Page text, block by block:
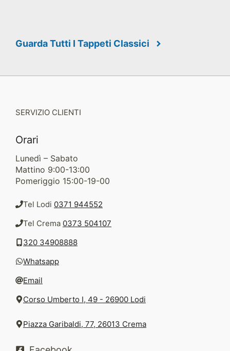
Guarda Tutti I Tappeti Classici
SERVIZIO CLIENTI
Orari
Lunedì – Sabato
Mattino 9:00-13:00
Pomeriggio 15:00-19-00
Tel Lodi 0371 944552
Tel Crema 0373 504107
320 34908888
Whatsapp
Email
Corso Umberto I, 49 - 26900 Lodi
Piazza Garibaldi, 77, 26013 Crema